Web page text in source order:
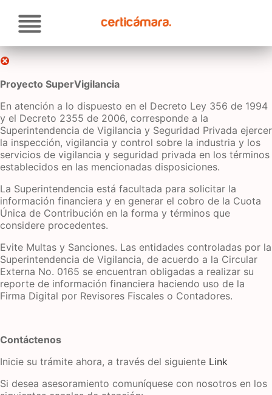
al
contenido
Soluciones
Atención al cliente
Proveedores
Actualidad
Contacto
Proyecto SuperVigilancia
En atención a lo dispuesto en el Decreto Ley 356 de 1994
y el Decreto 2355 de 2006, corresponde a la
Superintendencia de Vigilancia y Seguridad Privada ejercer
la inspección, vigilancia y control sobre la industria y los
servicios de vigilancia y seguridad privada en los términos
establecidos en las mencionadas disposiciones.
La Superintendencia está facultada para solicitar la
información financiera y en generar el cobro de la Cuota
Única de Contribución en la forma y términos que
considere procedentes.
Evite Multas y Sanciones. Las entidades controladas por la
Superintendencia de Vigilancia, de acuerdo a la Circular
Externa No. 0165 se encuentran obligadas a realizar su
reporte de información financiera haciendo uso de la
Firma Digital por Revisores Fiscales o Contadores.
Contáctenos
Inicie su trámite ahora, a través del siguiente Link
Si desea asesoramiento comuníquese con nosotros en los